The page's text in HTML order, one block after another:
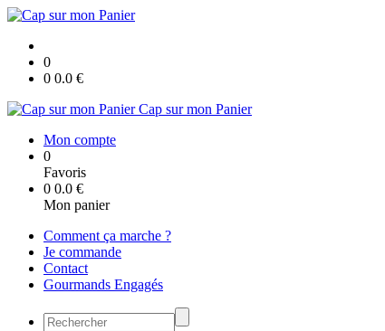
0
0 0.0 €
Cap sur mon Panier
Mon compte
0
Favoris
0 0.0 €
Mon panier
Comment ça marche ?
Je commande
Contact
Gourmands Engagés